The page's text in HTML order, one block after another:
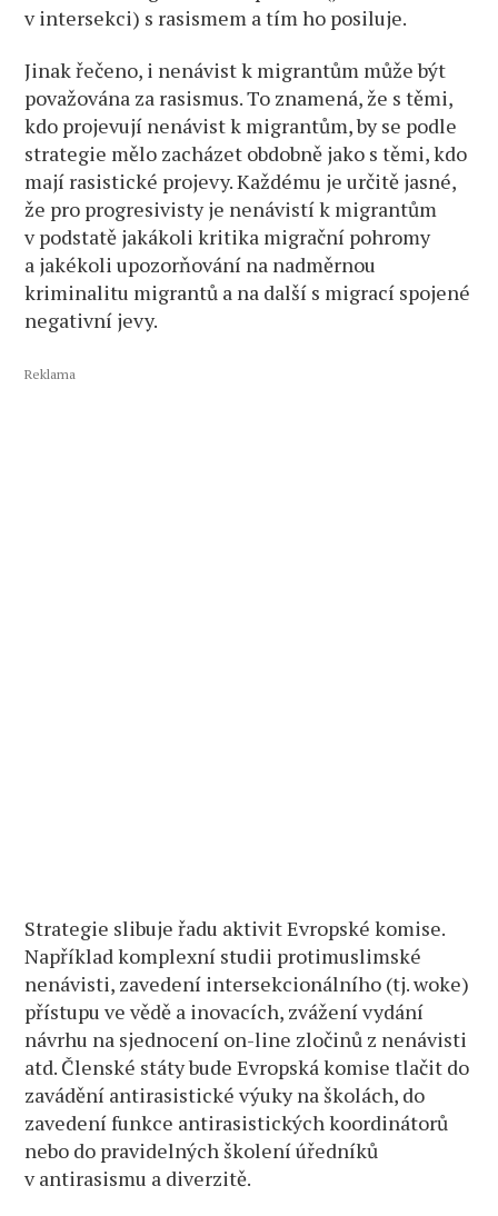
v intersekci) s rasismem a tím ho posiluje.
Jinak řečeno, i nenávist k migrantům může být
považována za rasismus. To znamená, že s těmi,
kdo projevují nenávist k migrantům, by se podle
strategie mělo zacházet obdobně jako s těmi, kdo
mají rasistické projevy. Každému je určitě jasné,
že pro progresivisty je nenávistí k migrantům
v podstatě jakákoli kritika migrační pohromy
a jakékoli upozorňování na nadměrnou
kriminalitu migrantů a na další s migrací spojené
negativní jevy.
Reklama
Strategie slibuje řadu aktivit Evropské komise.
Například komplexní studii protimuslimské
nenávisti, zavedení intersekcionálního (tj. woke)
přístupu ve vědě a inovacích, zvážení vydání
návrhu na sjednocení on-line zločinů z nenávisti
atd. Členské státy bude Evropská komise tlačit do
zavádění antirasistické výuky na školách, do
zavedení funkce antirasistických koordinátorů
nebo do pravidelných školení úředníků
v antirasismu a diverzitě.